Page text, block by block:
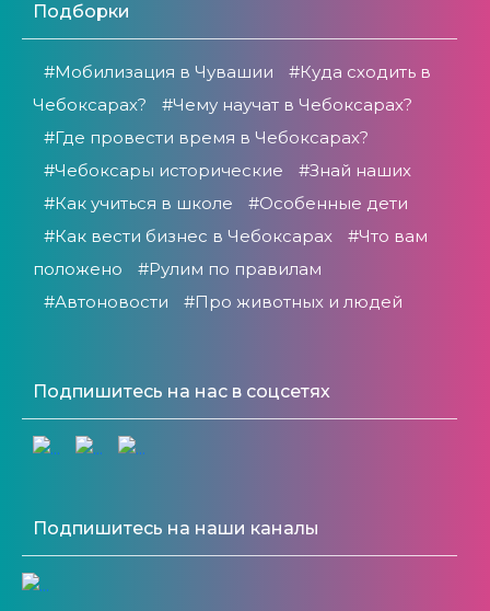
Подборки
#Мобилизация в Чувашии
#Куда сходить в
Чебоксарах?
#Чему научат в Чебоксарах?
#Где провести время в Чебоксарах?
#Чебоксары исторические
#Знай наших
#Как учиться в школе
#Особенные дети
#Как вести бизнес в Чебоксарах
#Что вам
положено
#Рулим по правилам
#Автоновости
#Про животных и людей
Подпишитесь на нас в соцсетях
Подпишитесь на наши каналы